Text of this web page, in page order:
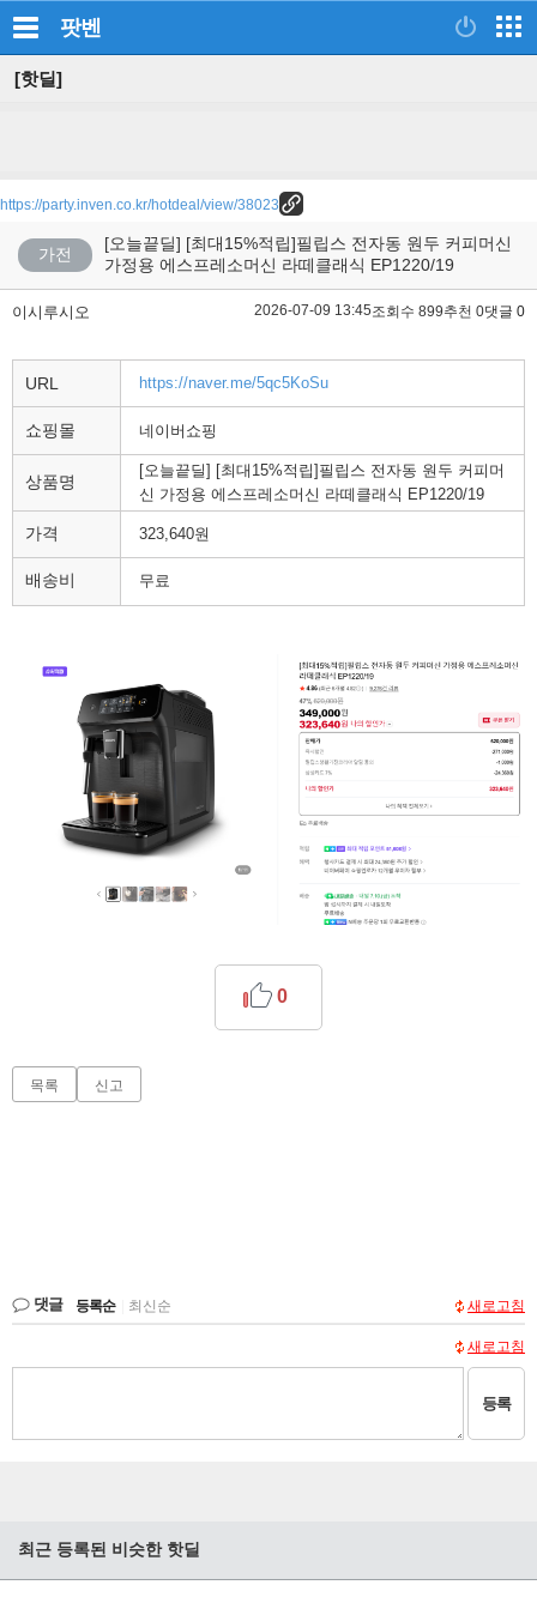
팟벤
[핫딜]
https://party.inven.co.kr/hotdeal/view/38023
가전
[오늘끝딜] [최대15%적립]필립스 전자동 원두 커피머신
가정용 에스프레소머신 라떼클래식 EP1220/19
이시루시오 2026-07-09 13:45조회수 899추천 0댓글 0
URL https://naver.me/5qc5KoSu
쇼핑몰 네이버쇼핑
상품명
[오늘끝딜] [최대15%적립]필립스 전자동 원두 커피머
신 가정용 에스프레소머신 라떼클래식 EP1220/19
가격 323,640원
배송비 무료
0
목록 신고
댓글 등록순 최신순 새로고침
새로고침
등록
최근 등록된 비슷한 핫딜